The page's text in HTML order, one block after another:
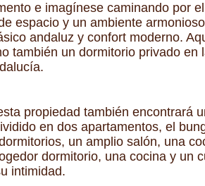
e imagínese caminando por
espacio y un ambiente
andaluz y confort moderno.
también un dormitorio privado
propiedad también
en dos apartamentos, el
un amplio salón, una
dormitorio, una cocina y un
intimidad.